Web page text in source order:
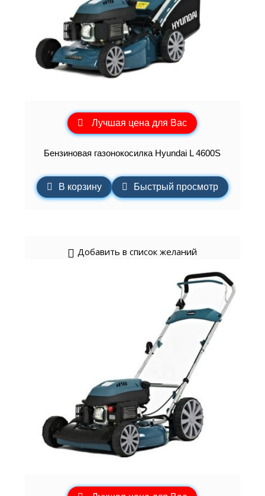
Лучшая цена для Вас
Бензиновая газонокосилка Hyundai L 4600S
В корзину Быстрый просмотр
Добавить в список желаний